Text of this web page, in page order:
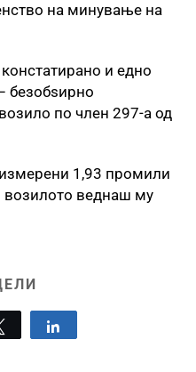
на минување на
и едно
безобѕирно
по член 297-а од
1,93 промили
возилото веднаш му
Tweet